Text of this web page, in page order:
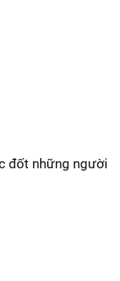
đốt những người